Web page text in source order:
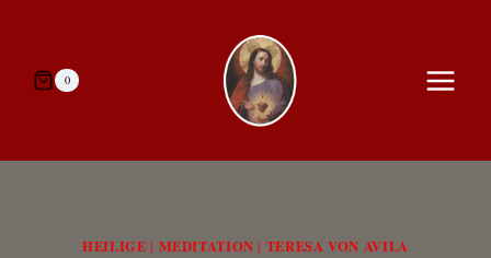
springen0
HEILIGE | MEDITATION | TERESA VON AVILA